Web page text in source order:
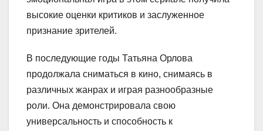
высокие оценки критиков и заслуженное
признание зрителей.
В последующие годы Татьяна Орлова
продолжала сниматься в кино, снимаясь в
различных жанрах и играя разнообразные
роли. Она демонстрировала свою
универсальность и способность к